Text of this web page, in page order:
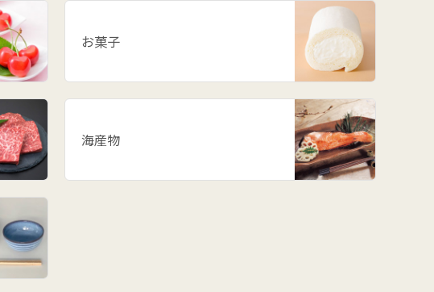
お菓子
海産物